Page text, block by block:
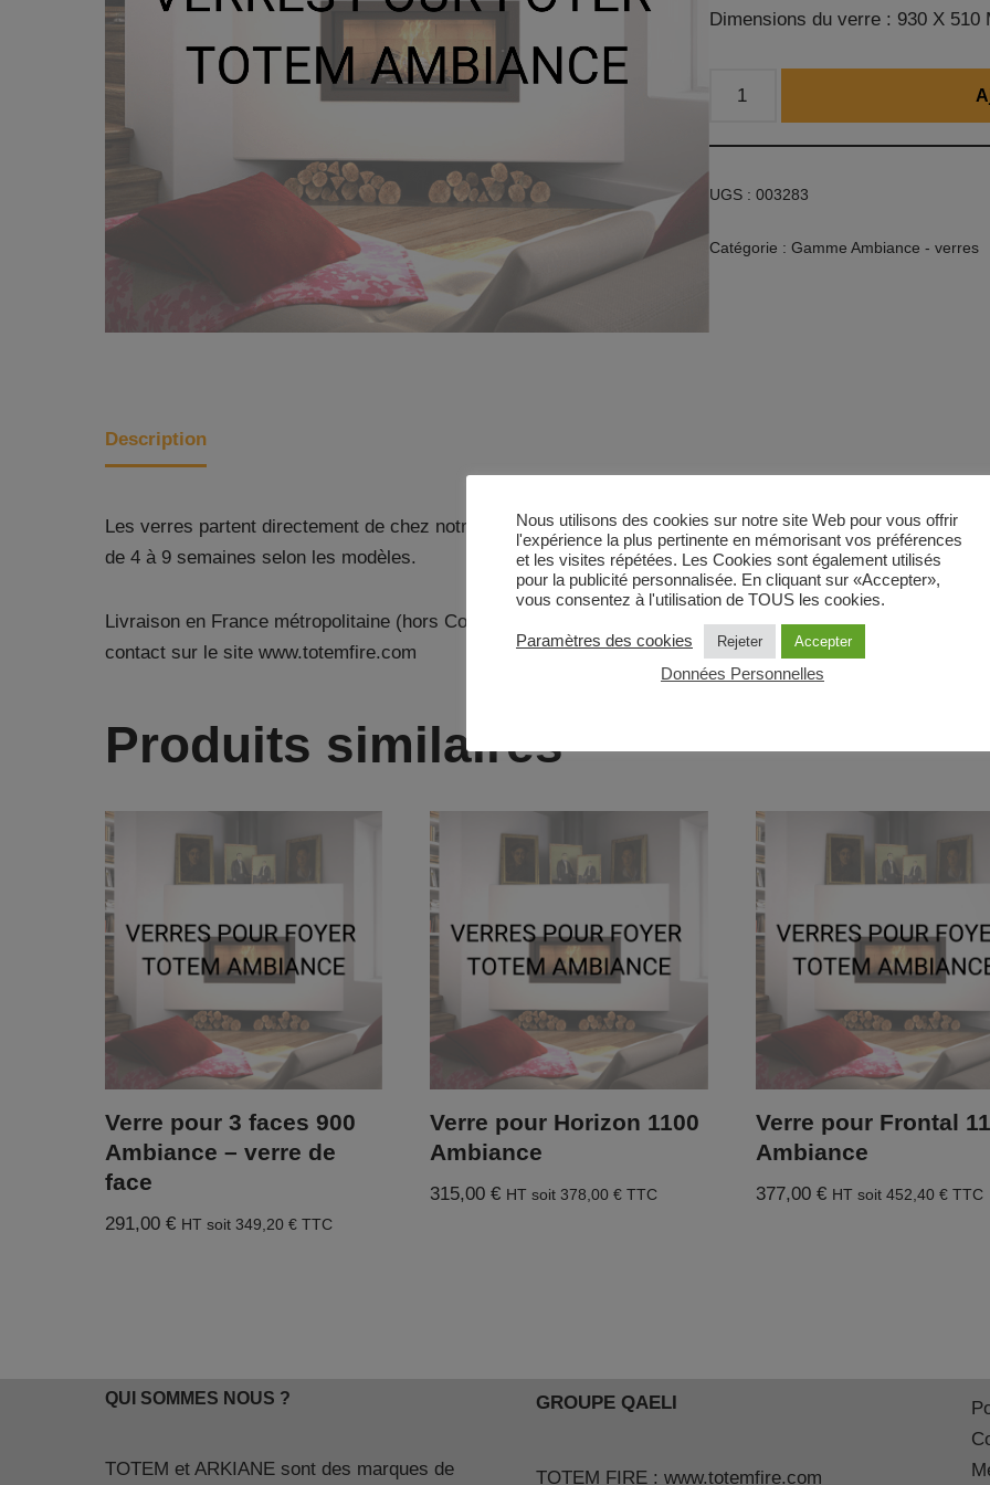
Dimensions du verre : 930 X 510
UGS : 003283
Catégorie : Gamme Ambiance - verres
Description
Les verres partent directement de chez notre fournisseur de verres ; il n’y a pas de suivi possible pour
de 4 à 9 semaines selon les modèles.
Livraison en France métropolitaine (hors Corse/hors Monaco) uniquement. Si livraison hors France
contact sur le site www.totemfire.com
Produits similaires
Verre pour 3 faces 900
Ambiance – verre de
face
291,00 € HT soit 349,20 €TTC
Verre pour Horizon 1100
Ambiance
315,00€ HT soit378,00€ TTC
Verre pour Frontal
Ambiance
377,00 € HT soit 452,40 €TTC
QUI SOMMES NOUS ?
TOTEM et ARKIANE sont des marques de
GROUPE QAELI
TOTEM FIRE : www.totemfire.com
Nous utilisons des cookies sur notre site Web pour vous offrir
l'expérience la plus pertinente en mémorisant vos préférences
et les visites répétées. Les Cookies sont également utilisés
pour la publicité personnalisée. En cliquant sur «Accepter»,
vous consentez à l'utilisation de TOUS les cookies.
Paramètres des cookies Rejeter Accepter
Données Personnelles